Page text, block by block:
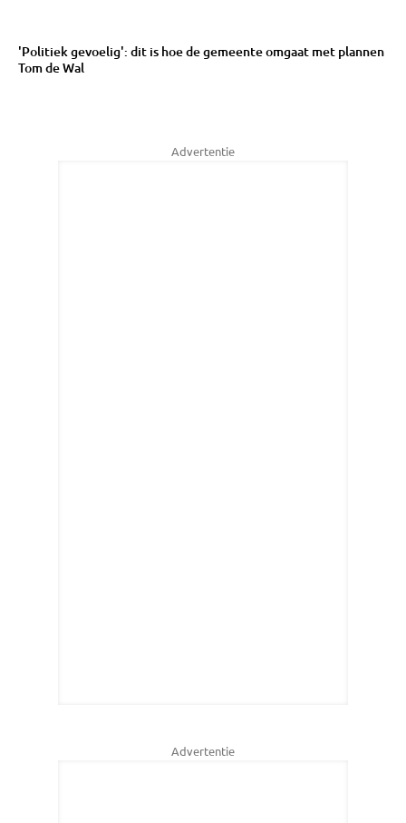
'Politiek gevoelig': dit is hoe de gemeente omgaat met plannen
Tom de Wal
Advertentie
Advertentie